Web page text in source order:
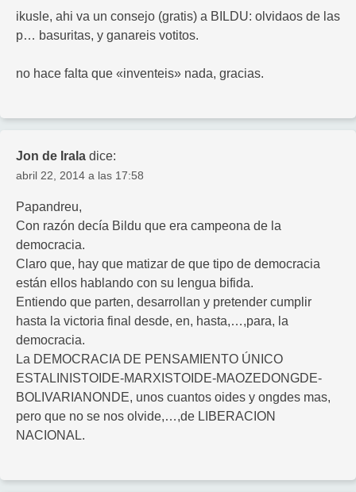
ikusle, ahi va un consejo (gratis) a BILDU: olvidaos de las
p… basuritas, y ganareis votitos.
no hace falta que «inventeis» nada, gracias.
Jon de Irala dice:
abril 22, 2014 a las 17:58
Papandreu,
Con razón decía Bildu que era campeona de la
democracia.
Claro que, hay que matizar de que tipo de democracia
están ellos hablando con su lengua bifida.
Entiendo que parten, desarrollan y pretender cumplir
hasta la victoria final desde, en, hasta,…,para, la
democracia.
La DEMOCRACIA DE PENSAMIENTO ÚNICO
ESTALINISTOIDE-MARXISTOIDE-MAOZEDONGDE-
BOLIVARIANONDE, unos cuantos oides y ongdes mas,
pero que no se nos olvide,…,de LIBERACION
NACIONAL.